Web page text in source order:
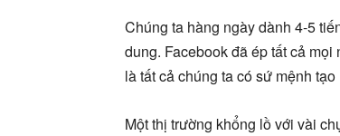
Chúng ta hàng ngày dành 4-5
dung. Facebook đã ép tất cả
là tất cả chúng ta có sứ mệnh
Một thị trường khổng lồ với vài